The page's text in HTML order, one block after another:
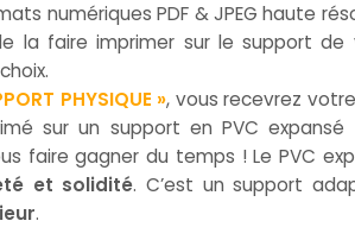
numériques PDF & JPEG haute
la faire imprimer sur le support de
PHYSIQUE », vous recevrez
sur un support en PVC expansé
faire gagner du temps ! Le PVC
et solidité. C’est un support
.